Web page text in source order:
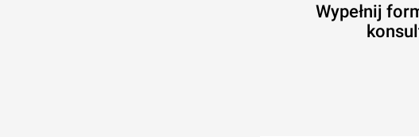
Wypełnij